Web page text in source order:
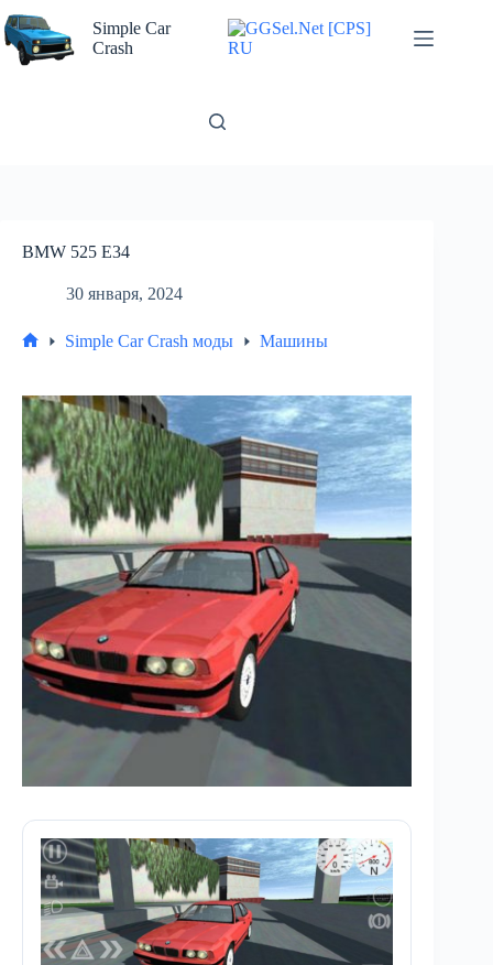
к
сути
Simple Car
Crash
BMW 525 E34
30 января, 2024
Simple Car Crash моды Машины